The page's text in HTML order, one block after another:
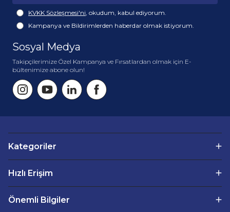
KVKK Sözleşmesi'ni , okudum, kabul ediyorum.
Kampanya ve Bildirimlerden haberdar olmak istiyorum.
Sosyal Medya
Takipçilerimize Özel Kampanya ve Fırsatlardan olmak için E-
bültenimize abone olun!
Kategoriler
Hızlı Erişim
Önemli Bilgiler